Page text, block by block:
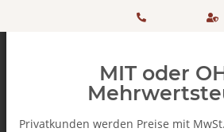
+ 49
MIT oder
Privatkunden werden Preise mit